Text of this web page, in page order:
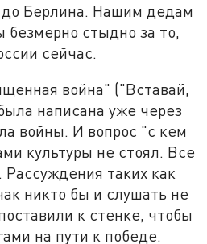
до Берлина. Нашим дедам
стыдно за то,
сейчас.
война" ("Вставай,
написана уже через
войны. И вопрос "с кем
культуры не стоял. Все
Рассуждения таких как
никто бы и слушать не
к стенке, чтобы
на пути к победе.